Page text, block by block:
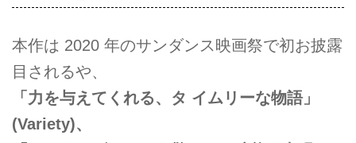
本作は 2020 年のサンダンス映画祭で初お披露
目されるや、
「力を与えてくれる、タ イムリーな物語」
(Variety)、